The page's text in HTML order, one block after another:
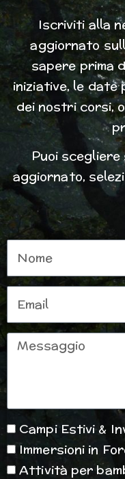
Iscriviti alla
aggiornato
sapere prima
iniziative, le date
dei nostri corsi,
Puoi
aggiornato,
Nome
Messaggio
Opzioni
Campi Estivi &
Immersioni in
Attività per